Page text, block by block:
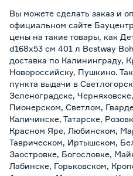
Вы можете сделать заказ и
официальном сайте
цены на такие товары, как
d168х53 см 401 л Bestway
доставка по Калининграду,
Новороссийску, Пушкино.
пункта выдачи в
Зеленоградске,
Пионерском, Светлом,
Каличинске, Татарске,
Красном Яре, Любинском,
Таврическом, Иртышском,
Заостровке, Богословке,
Лабинске, Горьковском,